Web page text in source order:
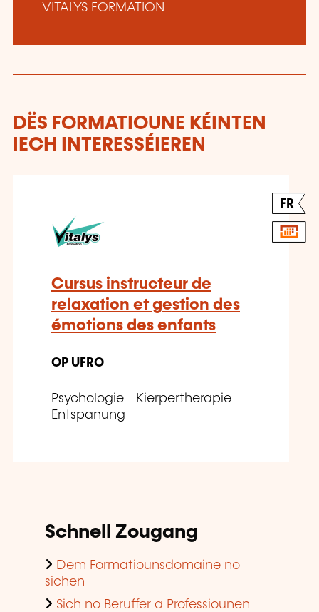
VITALYS FORMATION
DËS FORMATIOUNE KÉINTEN
IECH INTERESSÉIEREN
FR
Cursus instructeur de
relaxation et gestion des
émotions des enfants
OP UFRO
Psychologie - Kierpertherapie -
Entspanung
Schnell Zougang
Dem Formatiounsdomaine no
sichen
Sich no Beruffer a Professiounen